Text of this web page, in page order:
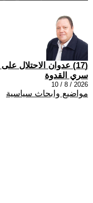
(17) عدوان الاحتلال على مخيم قلنديا
سري القدوة
2026 / 8 / 10
مواضيع وابحاث سياسية